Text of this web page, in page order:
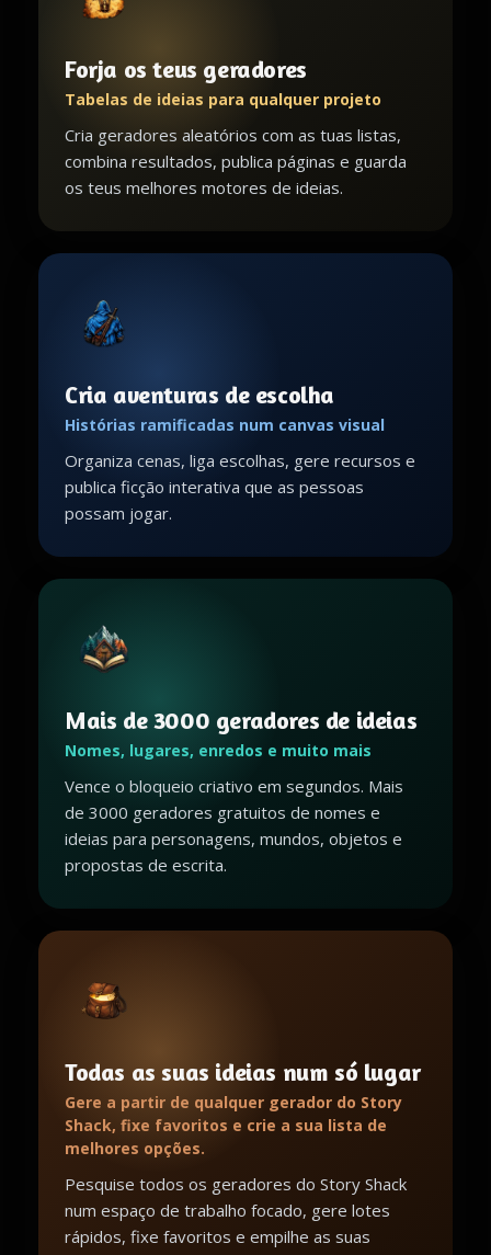
Forja os teus geradores
Tabelas de ideias para qualquer projeto
Cria geradores aleatórios com as tuas listas,
combina resultados, publica páginas e guarda
os teus melhores motores de ideias.
Cria aventuras de escolha
Histórias ramificadas num canvas visual
Organiza cenas, liga escolhas, gere recursos e
publica ficção interativa que as pessoas
possam jogar.
Mais de 3000 geradores de ideias
Nomes, lugares, enredos e muito mais
Vence o bloqueio criativo em segundos. Mais
de 3000 geradores gratuitos de nomes e
ideias para personagens, mundos, objetos e
propostas de escrita.
Todas as suas ideias num só lugar
Gere a partir de qualquer gerador do Story
Shack, fixe favoritos e crie a sua lista de
melhores opções.
Pesquise todos os geradores do Story Shack
num espaço de trabalho focado, gere lotes
rápidos, fixe favoritos e empilhe as suas